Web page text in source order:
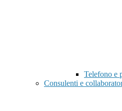
Telefono e
Consulenti e